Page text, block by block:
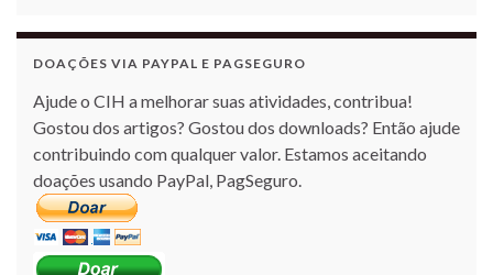
DOAÇÕES VIA PAYPAL E PAGSEGURO
Ajude o CIH a melhorar suas atividades, contribua!
Gostou dos artigos? Gostou dos downloads? Então ajude
contribuindo com qualquer valor. Estamos aceitando
doações usando PayPal, PagSeguro.